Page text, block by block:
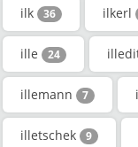
ilk 36 ilkerl
ille 24
illemann 7
illetschek 9